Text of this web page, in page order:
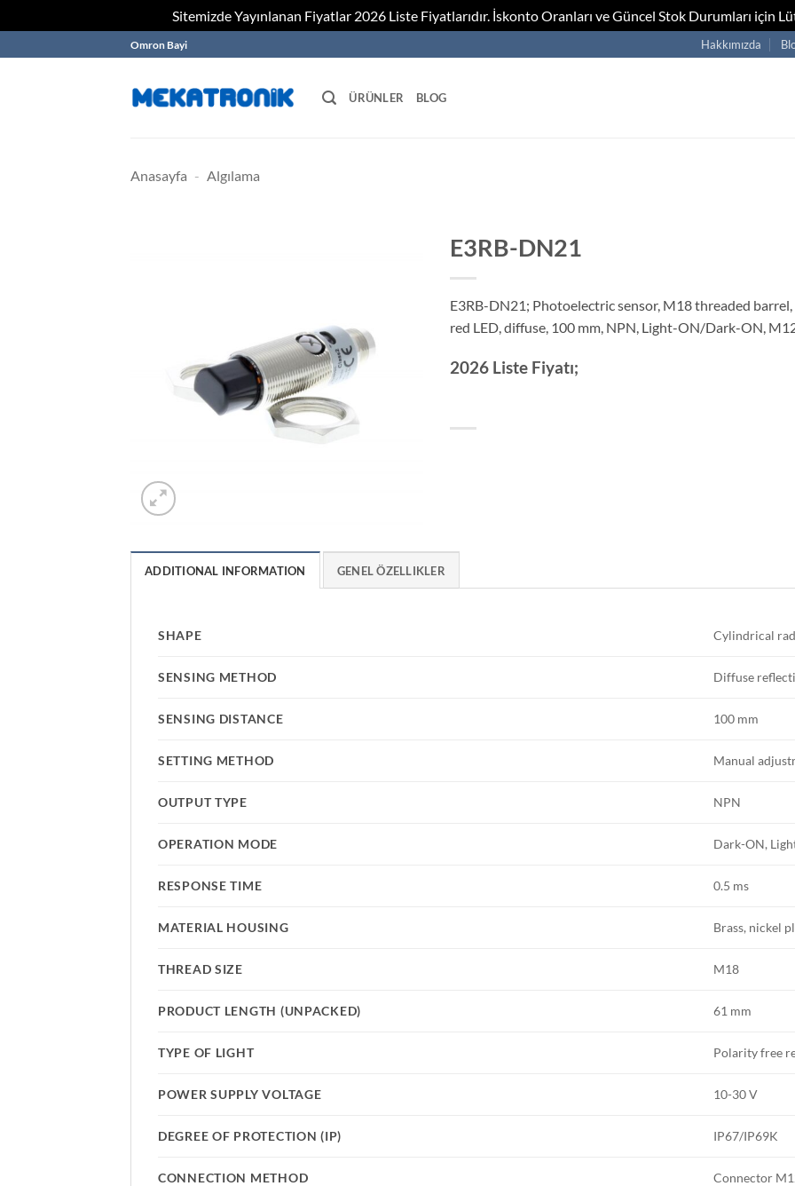
Sitemizde Yayınlanan Fiyatlar 2026 Liste Fiyatlarıdır. İskonto Oranları ve Güncel Stok Durumları için
to
Omron Bayi Hakkımızda
ÜRÜNLER BLOG
Anasayfa - Algılama
E3RB-DN21
E3RB-DN21; Photoelectric sensor, M18 threaded barrel,
red LED, diffuse, 100 mm, NPN, Light-ON/Dark-ON,
2026 Liste Fiyatı;
ADDITIONAL INFORMATION GENEL ÖZELLIKLER
SHAPE Cylindrical
SENSING METHOD Diffuse
SENSING DISTANCE 100 mm
SETTING METHOD Manual
OUTPUT TYPE NPN
OPERATION MODE Dark-ON,
RESPONSE TIME 0.5 ms
MATERIAL HOUSING Brass, nickel
THREAD SIZE M18
PRODUCT LENGTH (UNPACKED) 61 mm
TYPE OF LIGHT Polarity free
POWER SUPPLY VOLTAGE 10-30 V
DEGREE OF PROTECTION (IP) IP67/IP69K
CONNECTION METHOD Connector